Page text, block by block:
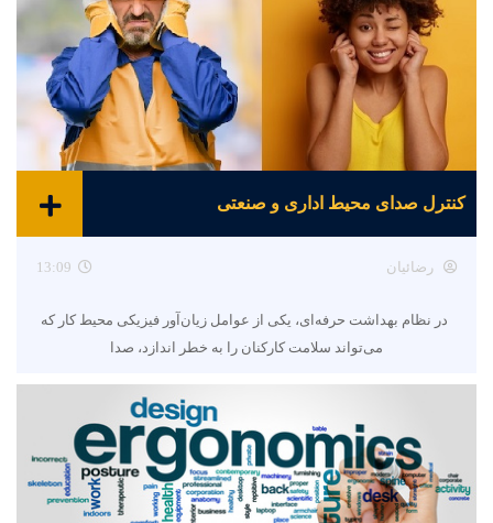
کنترل صدای محیط اداری و صنعتی
رضائیان 13:09
در نظام بهداشت حرفه‌ای، یکی از عوامل زیان‌آور فیزیکی محیط کار که
می‌تواند سلامت کارکنان را به خطر اندازد، صدا